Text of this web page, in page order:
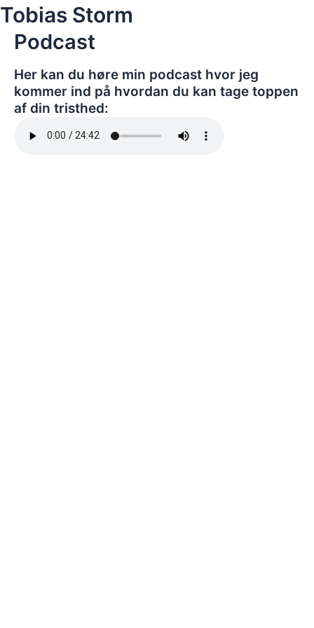
Skip
to
content
Tobias Storm
Podcast
Her kan du høre min podcast hvor jeg
kommer ind på hvordan du kan tage toppen
af din tristhed: